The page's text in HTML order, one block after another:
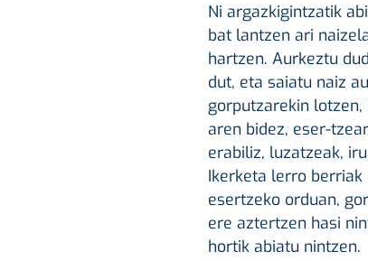
Ni argazkigintzatik
bat lantzen ari
hartzen. Aurkeztu
dut, eta saiatu naiz
gorputzarekin
aren bidez, eser-
erabiliz, luzatzeak,
Ikerketa lerro berriak
esertzeko orduan,
ere aztertzen hasi
hortik abiatu nintzen.